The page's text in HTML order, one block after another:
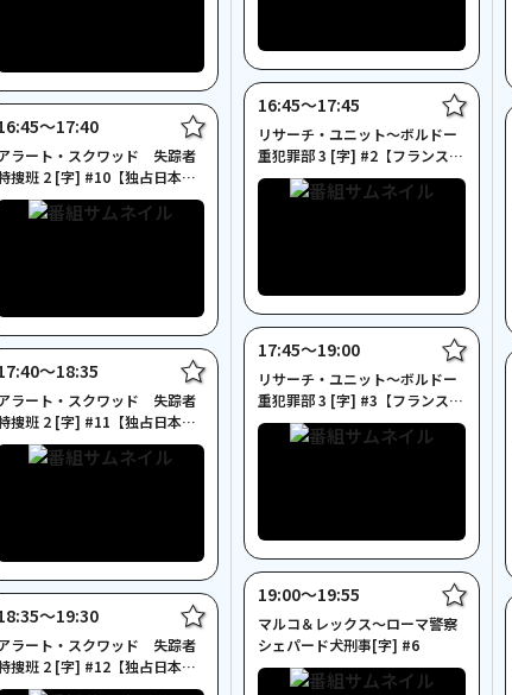
〜17:40
ラート・スクワッド 失踪者
捜班 2 [字] #10【独占日本
・一挙放送】
〜18:35
ラート・スクワッド 失踪者
捜班 2 [字] #11【独占日本
・一挙放送】
〜19:30
ラート・スクワッド 失踪者
捜班 2 [字] #12【独占日本
・一挙放送】
16:45〜17:45
リサーチ・ユニット～ボルドー
重犯罪部 3 [字] #2【フランスド
ラマ特集】
17:45〜19:00
リサーチ・ユニット～ボルドー
重犯罪部 3 [字] #3【フランスド
ラマ特集】
19:00〜19:55
マルコ＆レックス～ローマ警察
シェパード犬刑事[字] #6